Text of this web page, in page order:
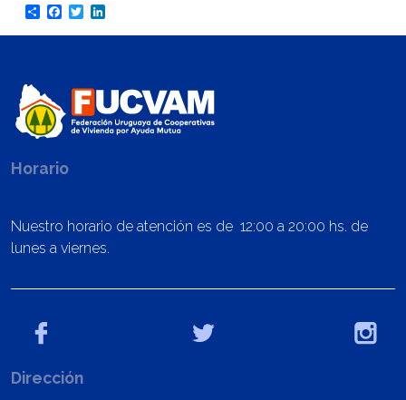
ShareFacebook
Twitter
Horario
Nuestro horario de atención es de 12:00 a 20:00 hs. de
lunes a viernes.
Dirección